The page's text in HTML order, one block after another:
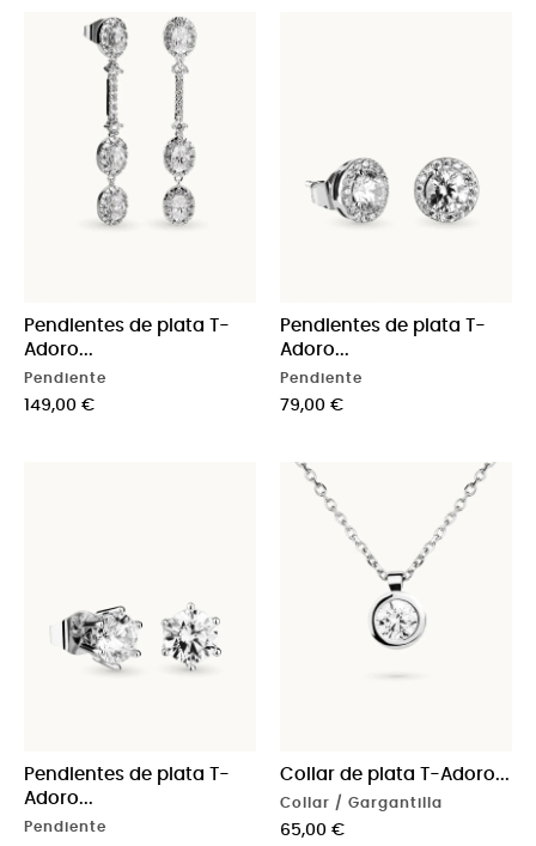
Pendientes de plata T-
Adoro...
Pendiente
Precio
149,00 €
Pendientes de plata T-
Adoro...
Pendiente
Precio
79,00 €
Pendientes de plata T-
Adoro...
Pendiente
Collar de plata T-Adoro...
Collar / Gargantilla
Precio
65,00 €